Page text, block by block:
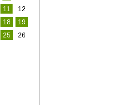
11
12
18
19
25
26